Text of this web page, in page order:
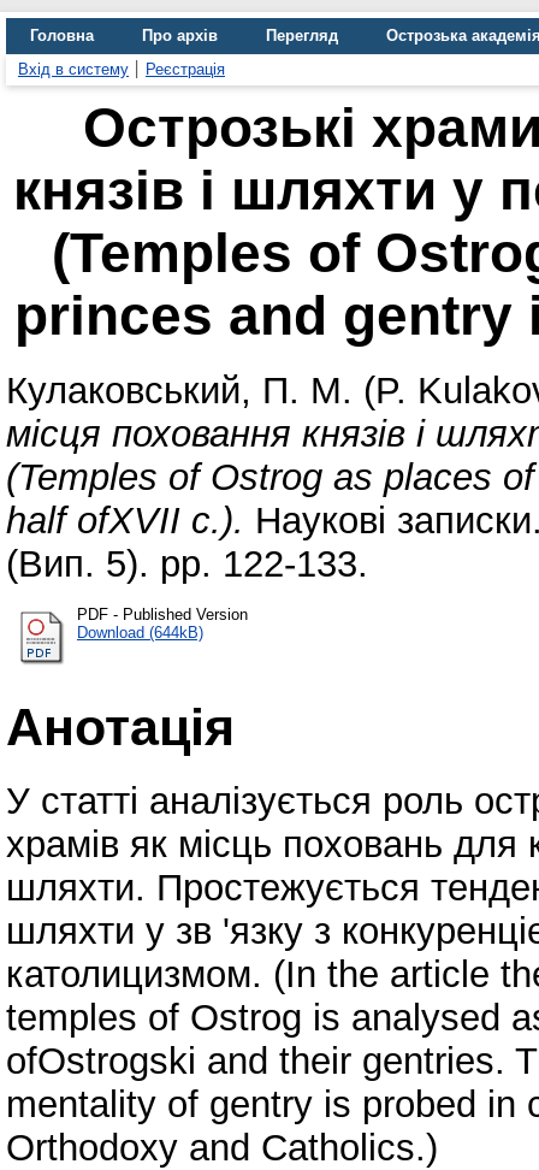
Головна Про архів Перегляд
Острозька
Вхід в систему
Реєстрація
Острозькі
князів і шляхти у
(Temples of
princes and gentry
Кулаковський, П. М. (P.
місця поховання князів і
(Temples of Ostrog as places
half ofXVII c.). Наукові
(Вип. 5). pp. 122-133.
PDF - Published Version
Download (644kB)
Анотація
У статті аналізується роль
храмів як місць поховань для
шляхти. Простежується
шляхти у зв 'язку з
католицизмом. (In the article
temples of Ostrog is analysed
ofOstrogski and their gentries.
mentality of gentry is probed in
Orthodoxy and Catholics.)